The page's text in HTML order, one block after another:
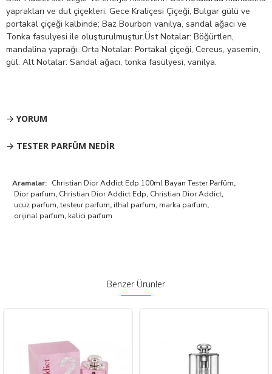
yaprakları ve dut çiçekleri; Gece Kraliçesi Çiçeği, Bulgar gülü ve
portakal çiçeği kalbinde; Baz Bourbon vanilya, sandal ağacı ve
Tonka fasulyesi ile oluşturulmuştur.Üst Notalar: Böğürtlen,
mandalina yaprağı. Orta Notalar: Portakal çiçeği, Cereus, yasemin,
gül. Alt Notalar: Sandal ağacı, tonka fasülyesi, vanilya.
YORUM
TESTER PARFÜM NEDIR
Aramalar: Christian Dior Addict Edp 100ml Bayan Tester Parfüm,
Dior parfum, Christian Dior Addict Edp, Christian Dior Addict,
ucuz parfum,testeur parfum, ithal parfum, marka parfum,
orijinal parfum, kalici parfum
Benzer Ürünler